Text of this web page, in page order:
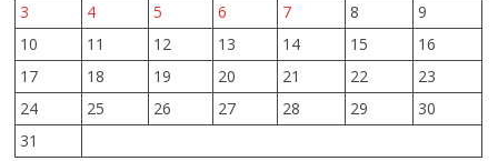
3
4 5 6 7 8
9
10
11 12 13 14 15
16
17
18 19 20 21 22
23
24
25 26 27 28 29
30
31